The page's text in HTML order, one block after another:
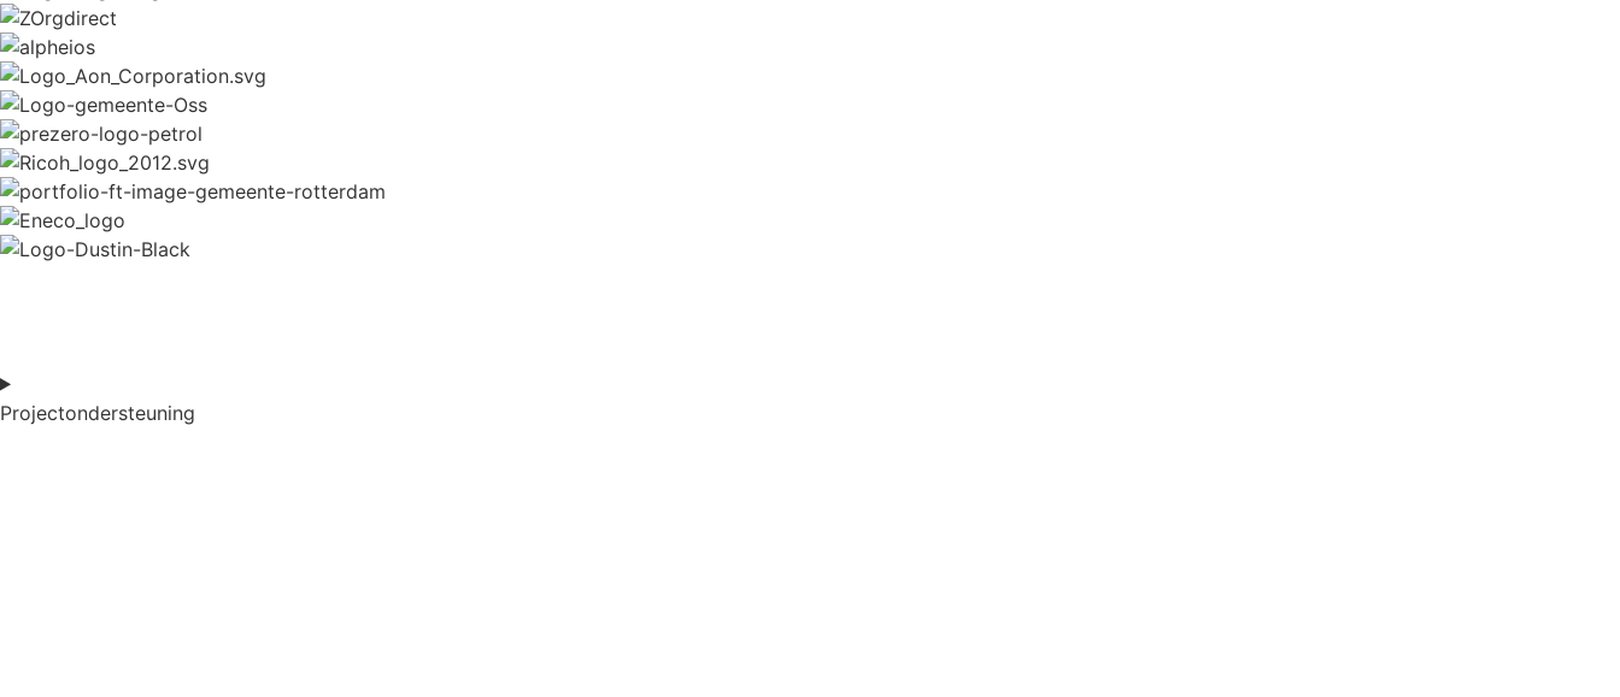
Projectondersteuning